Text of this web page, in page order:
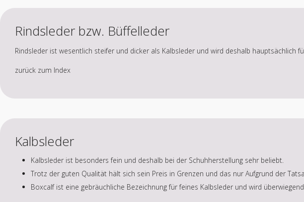
Rindsleder bzw. Büffelleder
Rindsleder ist wesentlich steifer und dicker als Kalbsleder und wird deshalb hauptsächlich
zurück zum Index
Kalbsleder
Kalbsleder ist besonders fein und deshalb bei der Schuhherstellung sehr beliebt.
Trotz der guten Qualität hält sich sein Preis in Grenzen und das nur Aufgrund der
Boxcalf ist eine gebräuchliche Bezeichnung für feines Kalbsleder und wird